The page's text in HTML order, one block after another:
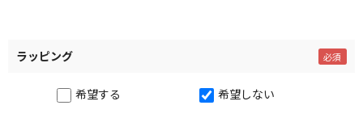
ラッピング
希望する 希望しない